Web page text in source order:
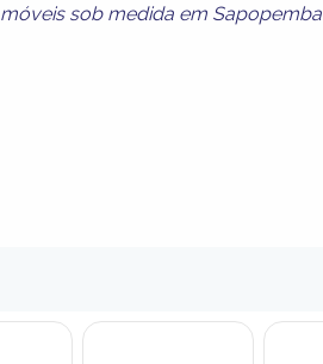
móveis sob medida em Sapopemba